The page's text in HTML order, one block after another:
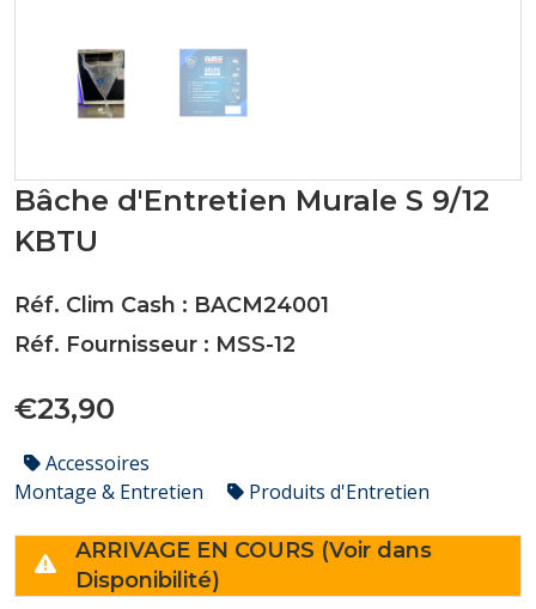
Bâche d'Entretien Murale S 9/12
KBTU
Réf. Clim Cash : BACM24001
Réf. Fournisseur : MSS-12
€23,90
Accessoires
Montage & Entretien
Produits d'Entretien
ARRIVAGE EN COURS (Voir dans
Disponibilité)